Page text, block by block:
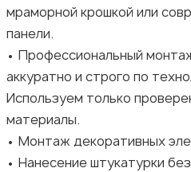
мраморной крошкой или
панели.
• Профессиональный
аккуратно и строго по
Используем только
материалы.
• Монтаж декоративных
• Нанесение штукатурки